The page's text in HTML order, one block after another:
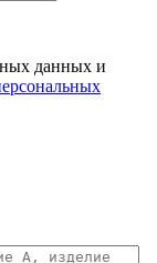
данных и